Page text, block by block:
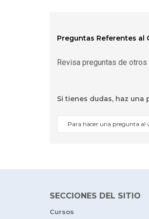
Preguntas Referentes al
Revisa preguntas de
Si tienes dudas, haz
Para hacer una pregunta al
SECCIONES DEL SITIO
Cursos